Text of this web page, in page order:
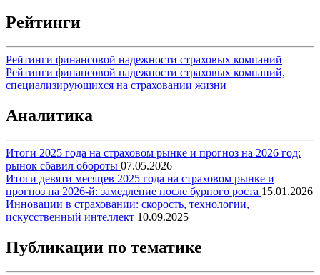
Рейтинги
Рейтинги финансовой надежности страховых компаний
Рейтинги финансовой надежности страховых компаний,
специализирующихся на страховании жизни
Аналитика
Итоги 2025 года на страховом рынке и прогноз на 2026 год:
рынок сбавил обороты 07.05.2026
Итоги девяти месяцев 2025 года на страховом рынке и
прогноз на 2026-й: замедление после бурного роста 15.01.2026
Инновации в страховании: скорость, технологии,
искусственный интеллект 10.09.2025
Публикации по тематике